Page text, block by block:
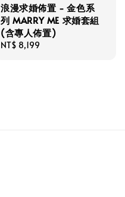
浪漫求婚佈置 - 金色系
列 MARRY ME 求婚套組
(含專人佈置)
Regular
NT$ 8,199